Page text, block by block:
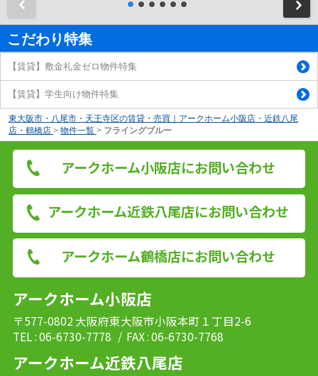
こだわり特集
【賃貸】敷金礼金ゼロ物件特集
【賃貸】学生向け物件特集
東大阪市・八尾市・天王寺区の賃貸・売買｜アークホーム小阪店・近鉄八尾
店・鶴橋店 > 物件一覧 > フライングブルー
アークホーム小阪店にお問い合わせ
アークホーム近鉄八尾店にお問い合わせ
アークホーム鶴橋店にお問い合わせ
アークホーム小阪店
〒577-0802 大阪府東大阪市小阪本町１丁目2-6
TEL : 06-6730-7778 / FAX : 06-6730-7768
アークホーム近鉄八尾店